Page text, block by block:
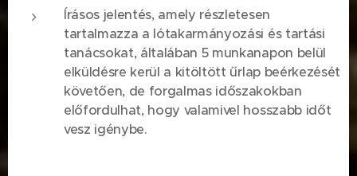
Írásos jelentés, amely részletesen
tartalmazza a lótakarmányozási és tartási
tanácsokat, általában 5 munkanapon belül
elküldésre kerül a kitöltött űrlap beérkezését
követően, de forgalmas időszakokban
előfordulhat, hogy valamivel hosszabb időt
vesz igénybe.